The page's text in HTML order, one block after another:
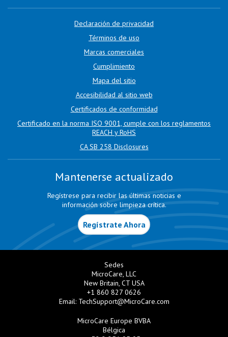
Declaración de privacidad
Términos de uso
Marcas comerciales
Cumplimiento
Mapa del sitio
Accesibilidad al sitio web
Certificados de conformidad
Certificado en la norma ISO 9001, cumple con los reglamentos
REACH y RoHS
CA SB 258 Disclosures
Mantenerse actualizado
Regístrese para recibir las últimas noticias e
información sobre limpieza crítica.
Regístrate Ahora
Sedes
MicroCare, LLC
New Britain, CT USA
+1 860 827 0626
Email: TechSupport@MicroCare.com
MicroCare Europe BVBA
Bélgica